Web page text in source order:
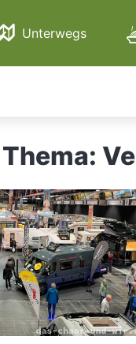
Unterwegs
Reisen